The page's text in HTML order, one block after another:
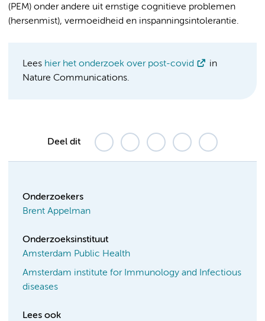
(PEM) onder andere uit ernstige cognitieve problemen
(hersenmist), vermoeidheid en inspanningsintolerantie.
Lees hier het onderzoek over post-covid
in
Nature Communications.
Deel dit
Onderzoekers
Brent Appelman
Onderzoeksinstituut
Amsterdam Public Health
Amsterdam institute for Immunology and Infectious
diseases
Lees ook